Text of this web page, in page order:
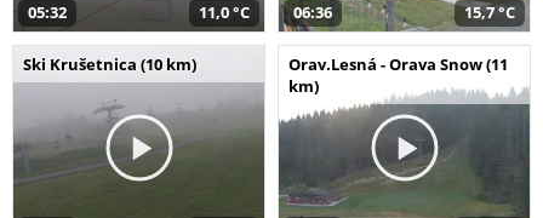
05:32 11,0 °C 06:36 15,7 °C
Ski Krušetnica (10 km)
Orav.Lesná - Orava Snow (11
km)